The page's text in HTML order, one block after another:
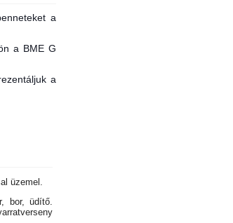
a
a BME G
a
üzemel.
bor, üdítő.